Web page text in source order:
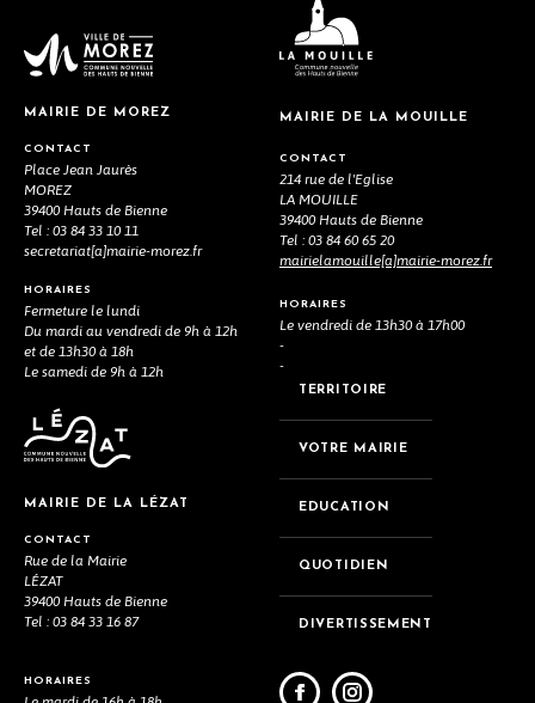
MAIRIE DE MOREZ
CONTACT
Place Jean Jaurès
MOREZ
39400 Hauts de Bienne
Tel : 03 84 33 10 11
secretariat[a]mairie-morez.fr
HORAIRES
Fermeture le lundi
Du mardi au vendredi de 9h à 12h
et de 13h30 à 18h
Le samedi de 9h à 12h
MAIRIE DE LA MOUILLE
CONTACT
214 rue de l'Eglise
LA MOUILLE
39400 Hauts de Bienne
Tel : 03 84 60 65 20
mairielamouille[a]mairie-morez.fr
HORAIRES
Le vendredi de 13h30 à 17h00
-
-
MAIRIE DE LA LÉZAT
CONTACT
Rue de la Mairie
LÉZAT
39400 Hauts de Bienne
Tel : 03 84 33 16 87
HORAIRES
TERRITOIRE
VOTRE MAIRIE
EDUCATION
QUOTIDIEN
DIVERTISSEMENT